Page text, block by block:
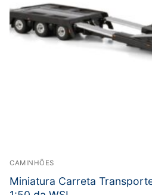
CAMINHÕES
Miniatura Carreta